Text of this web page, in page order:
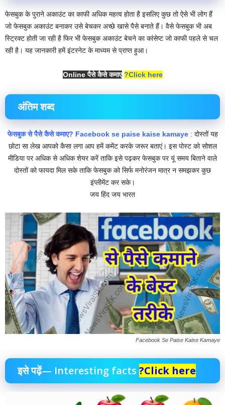
फेसबुक के पुराने अकाउंट का काफी अधिक महत्व होता है इसलिए कुछ तो ऐसे भी लोग हैं
जो फेसबुक अकाउंट बनाकर उसे बेचकर अच्छे खासे पैसे बनाते हैं। वैसे फेसबुक भी अब
स्ट्रिक्ट होती जा रही है फिर भी फेसबुक अकाउंट बेचने का कांसेप्ट जो काफी पहले से चल
रही है। यह जानकारी हमें इंटरनेट के माध्यम से प्राप्त हुआ।
Online पैसे‌ कैसे कमाए ?Click here
अंतिम शब्द
फेसबुक से पैसे कैसे कमाए? Facebook se paise kaise kamaye : दोस्तों यह
छोटा सा लेख आपको कैसा लगा आप हमें कमेंट करके जरूर बताएं। इस पोस्ट को सोशल
मीडिया पर अधिक से अधिक शेयर करें ताकि इसे पढ़कर फेसबुक पर यूं समय बिताने वाले
दोस्तों को फायदा मिल सके ताकि फेसबुक को सिर्फ मनोरंजन मात्र न समझकर कुछ
इंप्लीमेंट कर सके।
जय हिंद जय भारत
Facebook Se Paise Kaise Kamaye
इसे पढ़ें— Interesting facts?Click here